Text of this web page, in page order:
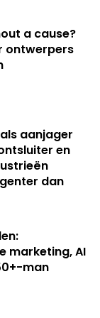
a cause?
ontwerpers
aanjager
en
dan
marketing, AI
man